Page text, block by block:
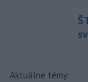
Aktuálne témy: